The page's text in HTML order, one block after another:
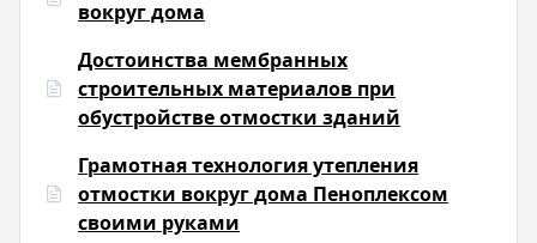
вокруг дома
Достоинства мембранных
строительных материалов при
обустройстве отмостки зданий
Грамотная технология утепления
отмостки вокруг дома Пеноплексом
своими руками